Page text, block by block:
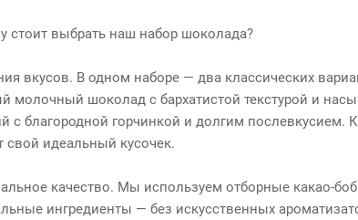
стоит выбрать наш набор шоколада?
вкусов. В одном наборе — два классических
молочный шоколад с бархатистой текстурой и
с благородной горчинкой и долгим послевкусием.
свой идеальный кусочек.
качество. Мы используем отборные
ингредиенты — без искусственных